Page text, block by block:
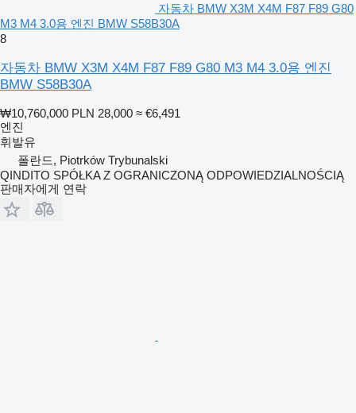
자동차 BMW X3M X4M F87 F89 G80
M3 M4 3.0용 엔진 BMW S58B30A
8
자동차 BMW X3M X4M F87 F89 G80 M3 M4 3.0용 엔진
BMW S58B30A
₩10,760,000 PLN 28,000 ≈ €6,491
엔진
휘발유
폴란드, Piotrków Trybunalski
QINDITO SPÓŁKA Z OGRANICZONĄ ODPOWIEDZIALNOŚCIĄ
판매자에게 연락